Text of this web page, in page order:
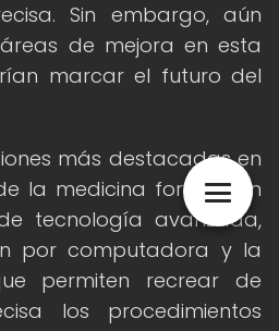
Sin embargo, aún
de mejora en esta
marcar el futuro del
más destacadas en
la medicina forense en
tecnología avanzada,
por computadora y la
permiten recrear de
los procedimientos